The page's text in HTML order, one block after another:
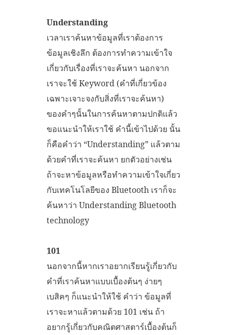
Understanding
เวลาเราค้นหาข้อมูลที่เราต้องการ
ข้อมูลเชิงลึก ต้องการทำความเข้าใจ
เกี่ยวกับเรื่องที่เราจะค้นหา นอกจาก
เราจะใช้ Keyword (คำที่เกี่ยวข้อง
เฉพาะเจาะจงกับสิ่งที่เราจะค้นหา)
ของคำๆนั้นในการค้นหาตามปกติแล้ว
ขอแนะนำให้เราใช้ คำนี้เข้าไปด้วย นั้น
ก็คือคำว่า “Understanding” แล้วตาม
ด้วยคำที่เราจะค้นหา ยกตัวอย่างเช่น
ถ้าจะหาข้อมูลหรือทำความเข้าใจเกี่ยว
กับเทคโนโลยีของ Bluetooth เราก็จะ
ค้นหาว่า Understanding Bluetooth
technology
101
นอกจากนี้หากเราอยากเรียนรู้เกี่ยวกับ
คำที่เราค้นหาแบบเบื้องต้นๆ ง่ายๆ
เบสิคๆ ก็แนะนำให้ใช้ คำว่า ข้อมูลที่
เราจะหาแล้วตามด้วย 101 เช่น ถ้า
อยากรู้เกี่ยวกับคณิตศาสตาร์เบื้องต้นก็